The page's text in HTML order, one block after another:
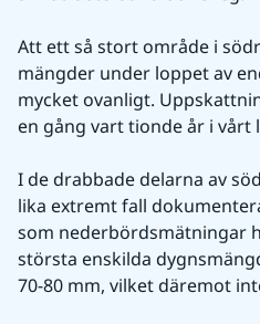
Att ett så stort område i
mängder under loppet av
mycket ovanligt.
en gång vart tionde år i vårt
I de drabbade delarna av
lika extremt fall
som nederbördsmätningar
största enskilda
70-80 mm, vilket däremot